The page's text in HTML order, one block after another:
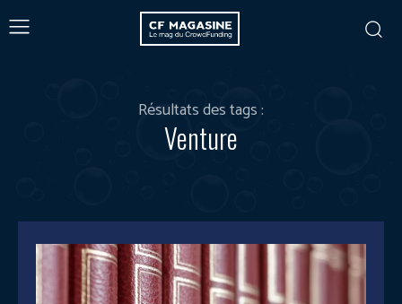
Résultats des tags :
Venture